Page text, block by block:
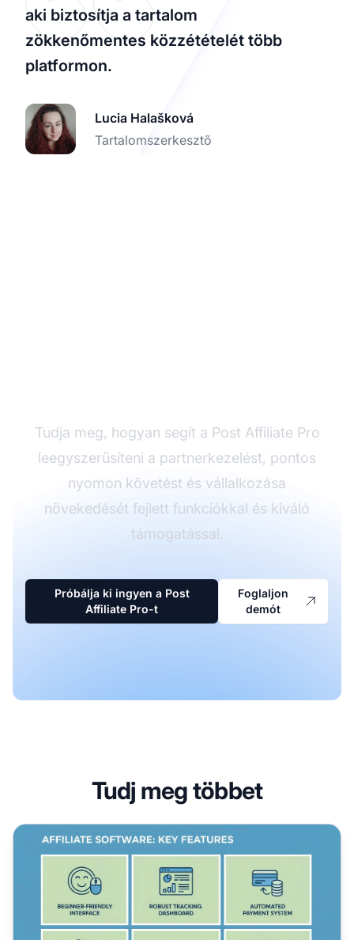
aki biztosítja a tartalom
zökkenőmentes közzétételét több
platformon.
Lucia Halašková
Tartalomszerkesztő
Tudja meg, hogyan segít a Post Affiliate Pro
leegyszerűsíteni a partnerkezelést, pontos
nyomon követést és vállalkozása
növekedését fejlett funkciókkal és kiváló
támogatással.
Próbálja ki ingyen a Post
Affiliate Pro-t
Foglaljon
demót
Tudj meg többet
Mire figyeljek oda affiliate szoftver választásakor? Teljes